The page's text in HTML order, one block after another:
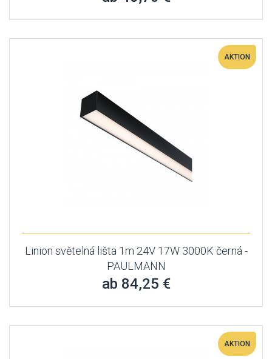
AKTION
Linion světelná lišta 1m 24V 17W 3000K černá -
PAULMANN
ab 84,25 €
AKTION